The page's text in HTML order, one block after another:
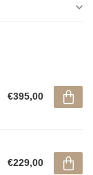
€395,00
€229,00